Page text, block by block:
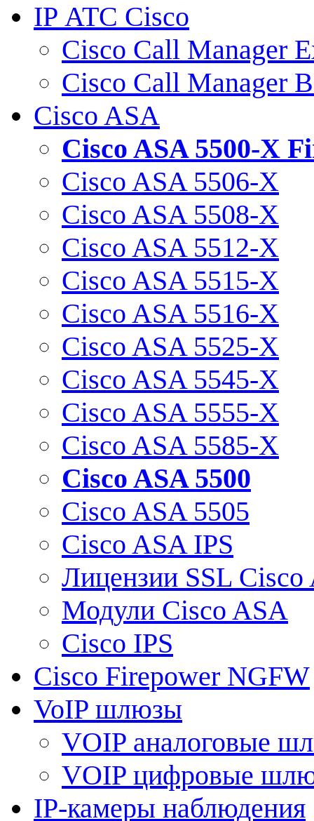
IP АТС Cisco
Cisco Call Manager
Cisco Call Manager
Cisco ASA
Cisco ASA 5500-X
Cisco ASA 5506-X
Cisco ASA 5508-X
Cisco ASA 5512-X
Cisco ASA 5515-X
Cisco ASA 5516-X
Cisco ASA 5525-X
Cisco ASA 5545-X
Cisco ASA 5555-X
Cisco ASA 5585-X
Cisco ASA 5500
Cisco ASA 5505
Cisco ASA IPS
Лицензии SSL Cisco
Модули Cisco ASA
Cisco IPS
Cisco Firepower NGFW
VoIP шлюзы
VOIP аналоговые
VOIP цифровые
IP-камеры наблюдения